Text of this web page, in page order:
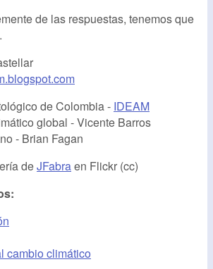
de las respuestas, tenemos que
de Colombia - IDEAM
global - Vicente Barros
Brian Fagan
deJFabraen Flickr (cc)
cambio climático